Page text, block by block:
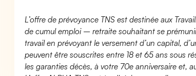
L’offre de prévoyance TNS est destinée aux
de cumul emploi – retraite souhaitant se
travail en prévoyant le versement d’un capital,
peuvent être souscrites entre 18 et 65 ans sous
les garanties décès, à votre 70e anniversaire et,